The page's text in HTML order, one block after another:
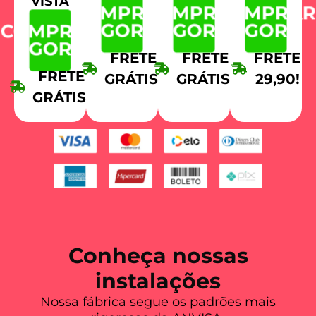
AGORA
FRETE
GRÁTIS!
COMPRAR
AGORA
FRETE
GRÁTIS!
COMPRAR
AGORA
FRETE
GRÁTIS!
AGORA
FRETE
29,90!
Conheça nossas
instalações
Nossa fábrica segue os padrões mais